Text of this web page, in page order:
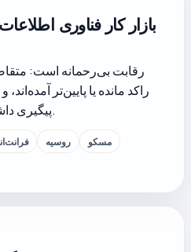
رقابت بی‌رحمانه است:
راکد مانده یا پایین‌تر
پیگیری داشته باشند خیلی کمتر شده‌اند.
روسیه
مسکو